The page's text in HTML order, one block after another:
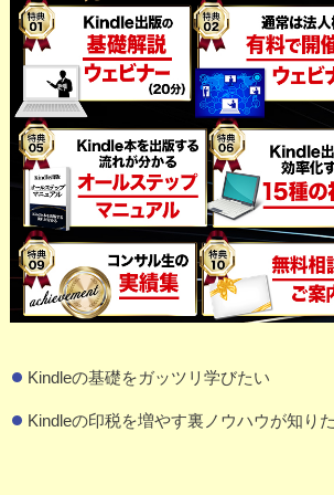
Kindleの基礎をガッツリ学びたい
Kindleの印税を増やす裏ノウハウが知り